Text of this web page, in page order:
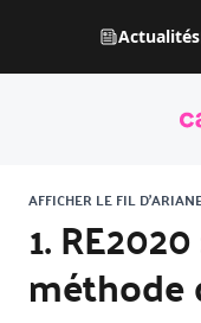
Actualités
AFFICHER LE FIL
1.
méthode